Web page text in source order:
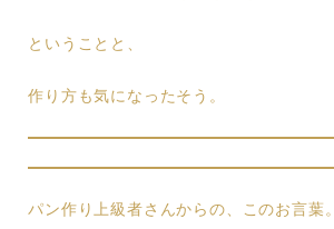
ということと、
作り方も気になったそう。
パン作り上級者さんからの、このお言葉。